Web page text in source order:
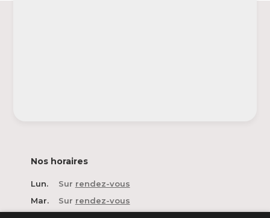
Nos horaires
Lun. Sur rendez-vous
Mar.
Sur rendez-vous